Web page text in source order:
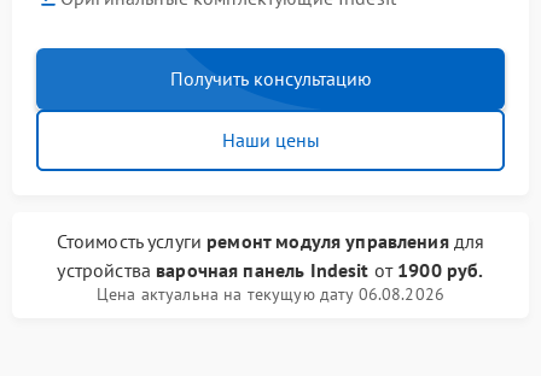
Получить консультацию
Наши цены
Стоимость услуги ремонт модуля управлениядля
устройства варочная панель Indesit от 1900 руб.
Цена актуальна на текущую дату 06.08.2026